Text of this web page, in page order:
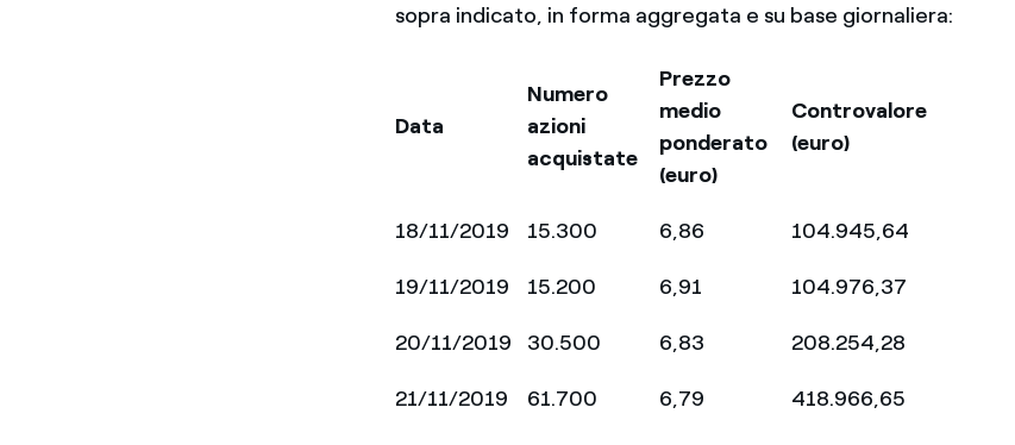
sopra indicato, in forma aggregata e su base giornaliera:
Data
Numero
azioni
acquistate
Prezzo
medio
ponderato
(euro)
Controvalore
(euro)
18/11/2019 15.300 6,86 104.945,64
19/11/2019 15.200 6,91 104.976,37
20/11/2019 30.500 6,83 208.254,28
21/11/2019 61.700 6,79 418.966,65